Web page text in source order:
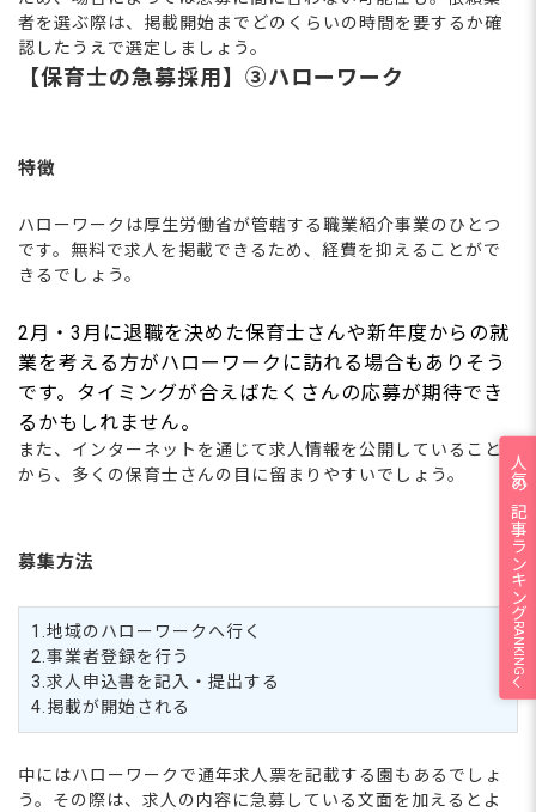
者を選ぶ際は、掲載開始までどのくらいの時間を要するか確
認したうえで選定しましょう。
【保育士の急募採用】③ハローワーク
特徴
ハローワークは厚生労働省が管轄する職業紹介事業のひとつ
です。無料で求人を掲載できるため、経費を抑えることがで
きるでしょう。
2月・3月に退職を決めた保育士さんや新年度からの就
業を考える方がハローワークに訪れる場合もありそう
です。タイミングが合えばたくさんの応募が期待でき
るかもしれません。
また、インターネットを通じて求人情報を公開していること
から、多くの保育士さんの目に留まりやすいでしょう。
募集方法
1.地域のハローワークへ行く
2.事業者登録を行う
3.求人申込書を記入・提出する
4.掲載が開始される
中にはハローワークで通年求人票を記載する園もあるでしょ
う。その際は、求人の内容に急募している文面を加えるとよ
人気の記事ランキング
RANKING